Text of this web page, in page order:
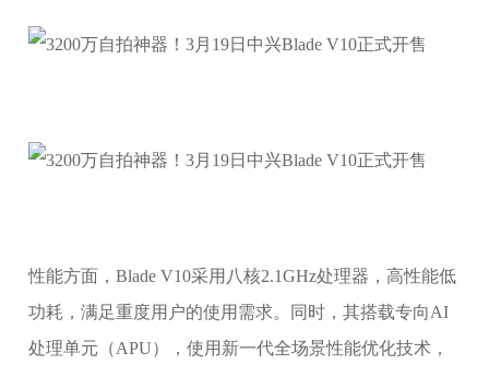
性能方面，Blade V10采用八核2.1GHz处理器，高性能低
功耗，满足重度用户的使用需求。同时，其搭载专向AI
处理单元（APU），使用新一代全场景性能优化技术，